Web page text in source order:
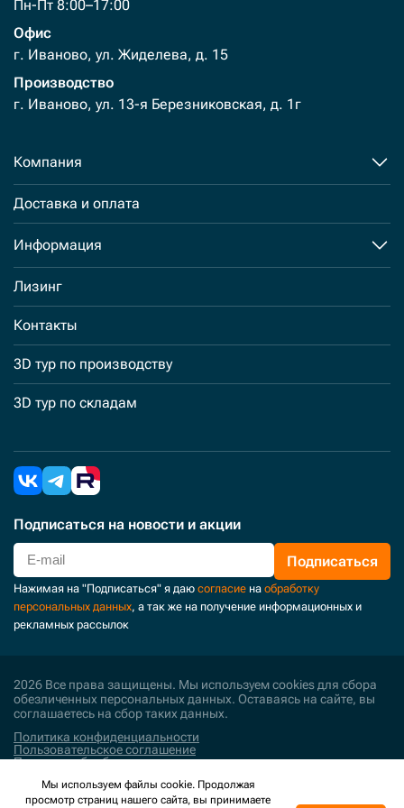
Пн-Пт 8:00–17:00
Офис
г. Иваново, ул. Жиделева, д. 15
Производство
г. Иваново, ул. 13-я Березниковская, д. 1г
Компания
Доставка и оплата
Информация
Лизинг
Контакты
3D тур по производству
3D тур по складам
Подписаться на новости и акции
Подписаться
Нажимая на "Подписаться" я даю согласие на обработку
персональных данных, а так же на получение информационных и
рекламных рассылок
2026 Все права защищены. Мы используем cookies для сбора
обезличенных персональных данных. Оставаясь на сайте, вы
соглашаетесь на сбор таких данных.
Политика конфиденциальности
Пользовательское соглашение
Политика обработки персональных данных
Поддержка и развитие
Мы используем файлы cookie. Продолжая
просмотр страниц нашего сайта, вы принимаете